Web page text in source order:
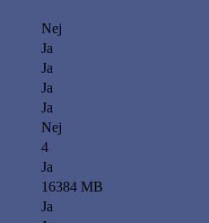
Nej
Ja
Ja
Ja
Ja
Nej
4
Ja
16384 MB
Ja